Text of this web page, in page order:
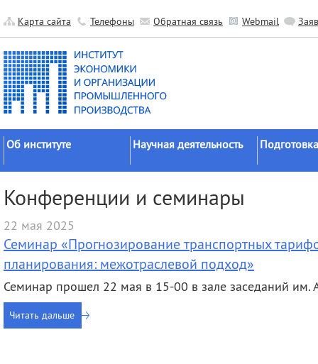
Карта сайта Телефоны Обратная связь Webmail
Об институте
Официальные документы
История
Руководство
Научные подразделения
Прочие подразделения
Издательская
деятельность
Научная деятельность
исследований
Прикладные разработки
Гранты
Научные школы
Целевое
Конференции и семинары
22 мая 2025
Семинар «Прогнозирование транспортных
планирования: межотраслевой подход»
Семинар прошел 22 мая в 15-00 в зале заседаний им.
Читать дальше